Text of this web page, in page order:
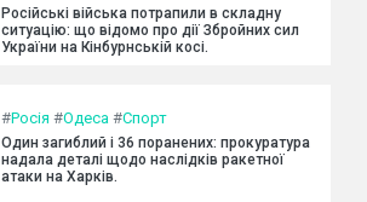
Російські війська потрапили в складну
ситуацію: що відомо про дії Збройних сил
України на Кінбурнській косі.
#Росія #Одеса #Спорт
Один загиблий і 36 поранених: прокуратура
надала деталі щодо наслідків ракетної
атаки на Харків.